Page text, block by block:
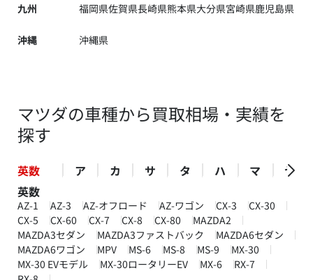
九州 福岡県佐賀県長崎県熊本県大分県宮崎県鹿児島県
沖縄 沖縄県
マツダの車種から買取相場・実績を
探す
英数 ア カ サ タ ハ マ
ヤ
英数
AZ-1 AZ-3 AZ-オフロード AZ-ワゴン CX-3
CX-30
CX-5
CX-60 CX-7 CX-8 CX-80
MAZDA2
MAZDA3セダン
MAZDA3ファストバック
MAZDA6セダン
MAZDA6ワゴン
MPV MS-6 MS-8 MS-9
MX-30
MX-30 EVモデル
MX-30ロータリーEV MX-6
RX-7